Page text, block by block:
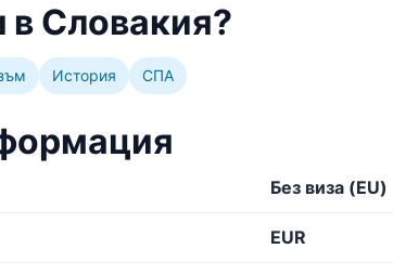
Словакия?
История СПА
Без виза (EU)
EUR